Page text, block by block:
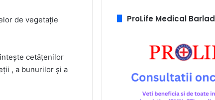
de vegetație
cetățenilor
, a bunurilor și a
ProLife Medical Barlad